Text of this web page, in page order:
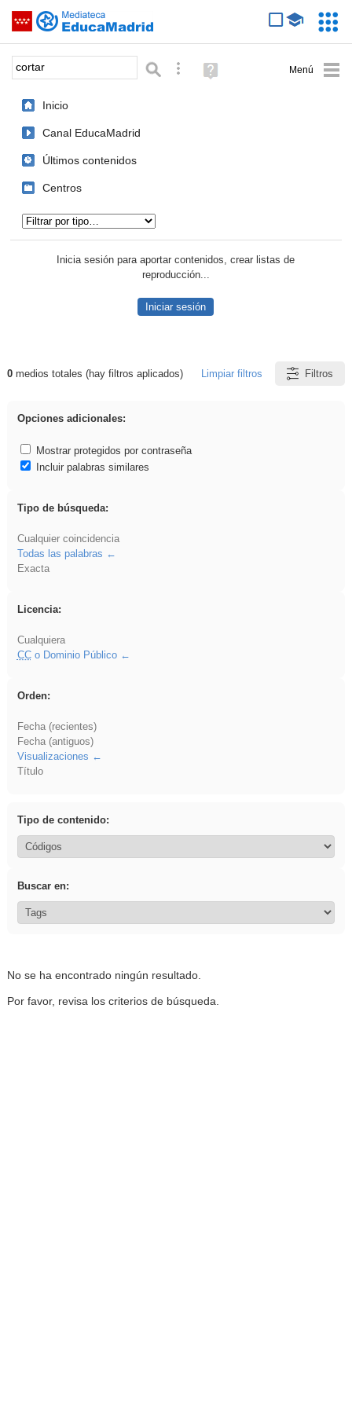
Saltar navegación
Palabra o frase: Búsqueda avanzada
Ayuda
(en
Inicio
Canal EducaMadrid
Últimos contenidos
Centros
Inicia sesión para aportar contenidos, crear listas de
reproducción...
Iniciar sesión
Resultados de: cortar
0medios totales (hay filtros aplicados) Limpiar filtros Filtros
Opciones adicionales:
Mostrar protegidos por contraseña
Incluir palabras similares
Tipo de búsqueda:
Cualquier coincidencia
Todas las palabras
Exacta
Licencia:
Cualquiera
CCo Dominio Público
Orden:
Fecha (recientes)
Fecha (antiguos)
Visualizaciones
Título
Tipo de contenido:
Buscar en:
No se ha encontrado ningún resultado.
Por favor, revisa los criterios de búsqueda.